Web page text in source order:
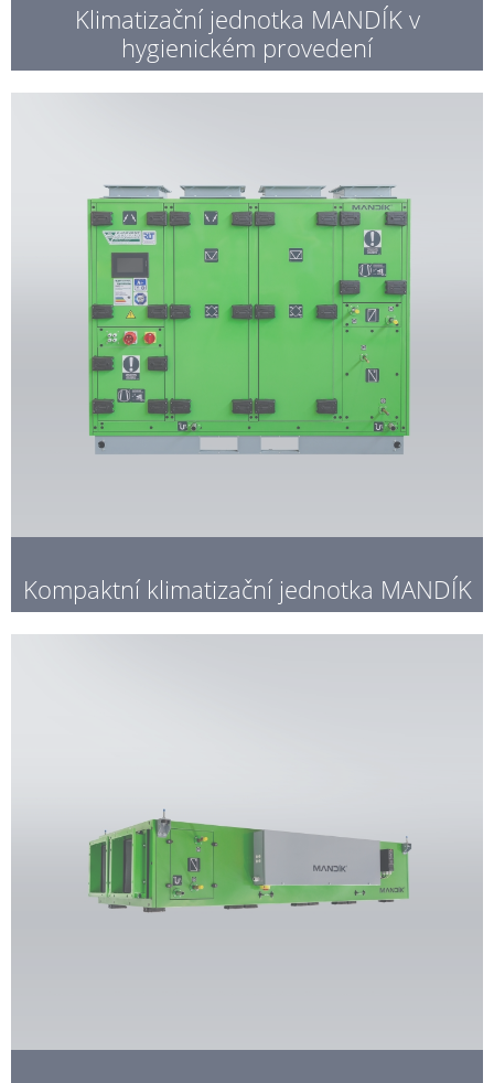
Klimatizační jednotka MANDÍK v
hygienickém provedení
Kompaktní klimatizační jednotka MANDÍK